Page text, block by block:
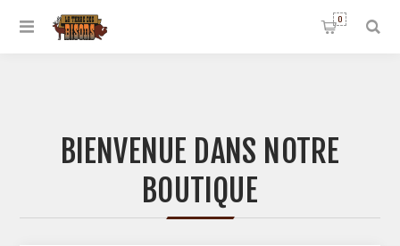
0
BIENVENUE DANS NOTRE
BOUTIQUE